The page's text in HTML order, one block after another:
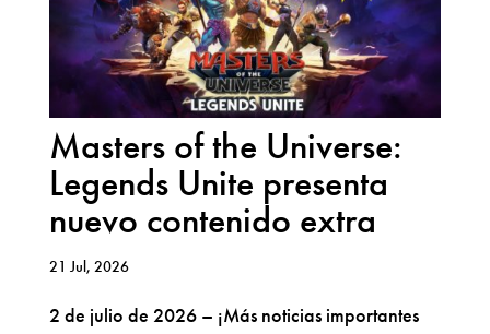
Masters of the Universe:
Legends Unite presenta
nuevo contenido extra
21 Jul, 2026
2 de julio de 2026 – ¡Más noticias importantes